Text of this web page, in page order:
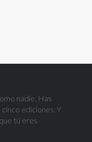
nadie. Has
ediciones. Y
tú eres